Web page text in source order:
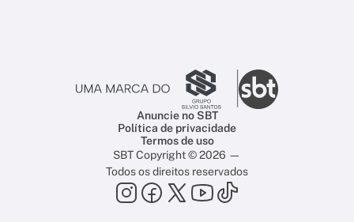
Anuncie no SBT
Política de privacidade
Termos de uso
SBT Copyright © 2026 —
Todos os direitos reservados